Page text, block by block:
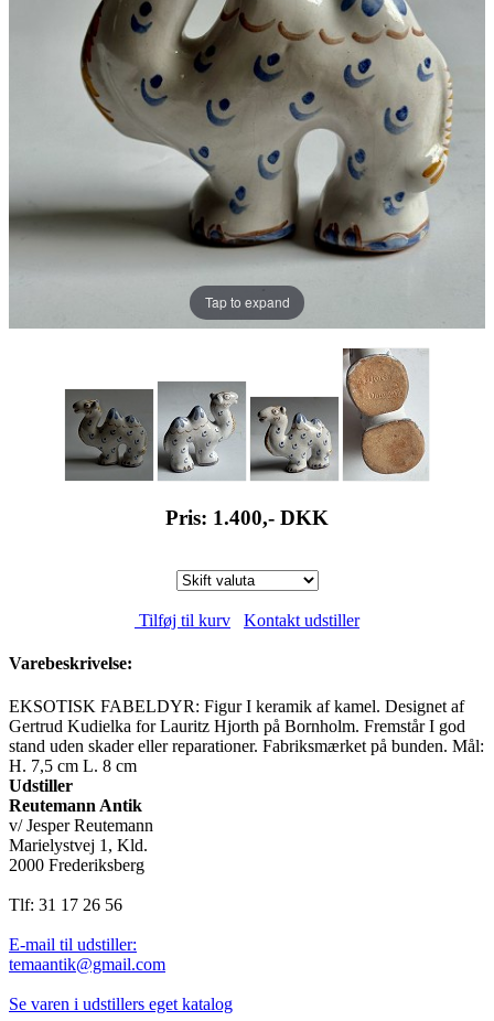
Tap to expand
Pris: 1.400,- DKK
Tilføj til kurv Kontakt udstiller
Varebeskrivelse:
EKSOTISK FABELDYR: Figur I keramik af kamel. Designet af
Gertrud Kudielka for Lauritz Hjorth på Bornholm. Fremstår I god
stand uden skader eller reparationer. Fabriksmærket på bunden. Mål:
H. 7,5 cm L. 8 cm
Udstiller
Reutemann Antik
v/ Jesper Reutemann
Marielystvej 1, Kld.
2000 Frederiksberg
Tlf: 31 17 26 56
E-mail til udstiller:
temaantik@gmail.com
Se varen i udstillers eget katalog